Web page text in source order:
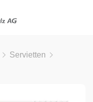
Servietten